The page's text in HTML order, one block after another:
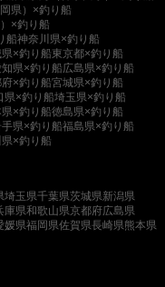
県）×釣り船
×釣り船
船神奈川県×釣り船
×釣り船東京都×釣り船
県×釣り船広島県×釣り船
×釣り船宮城県×釣り船
県×釣り船埼玉県×釣り船
県×釣り船徳島県×釣り船
手県×釣り船福島県×釣り船
×釣り船
埼玉県千葉県茨城県新潟県
庫県和歌山県京都府広島県
媛県福岡県佐賀県長崎県熊本県